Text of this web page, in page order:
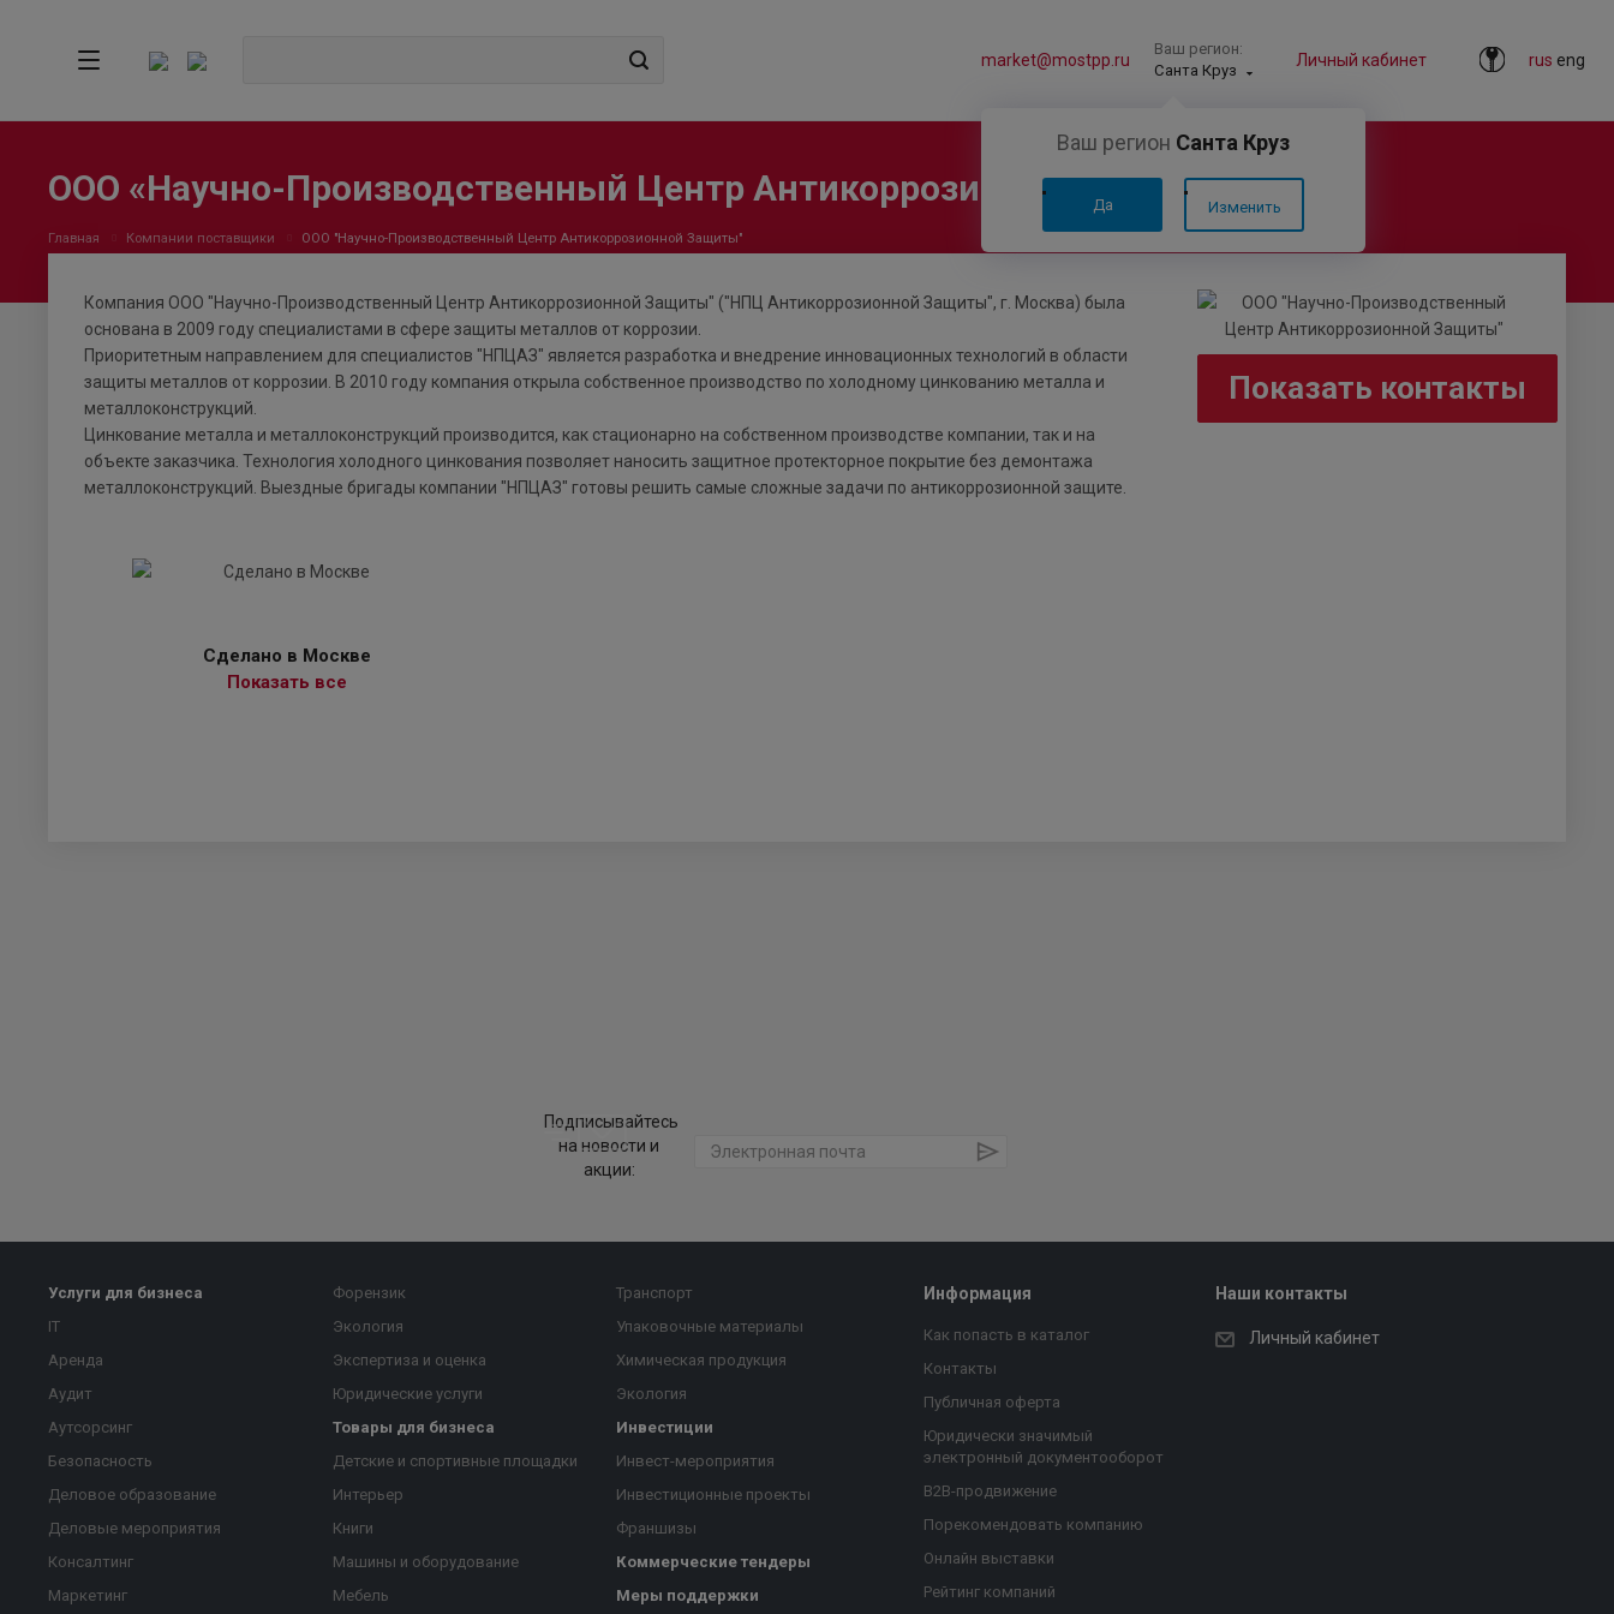
rus eng
Личный кабинет
Ваш регион:
Санта Круз
Ваш регион Санта Круз
Да Изменить
market@mostpp.ru
ООО «Научно-Производственный Центр Антикоррозионной Защиты»
Главная Компании поставщики ООО "Научно-Производственный Центр Антикоррозионной Защиты"
Показать контакты
Компания ООО "Научно-Производственный Центр Антикоррозионной Защиты" ("НПЦ Антикоррозионной Защиты", г. Москва) была
основана в 2009 году специалистами в сфере защиты металлов от коррозии.
Приоритетным направлением для специалистов "НПЦАЗ" является разработка и внедрение инновационных технологий в области
защиты металлов от коррозии. В 2010 году компания открыла собственное производство по холодному цинкованию металла и
металлоконструкций.
Цинкование металла и металлоконструкций производится, как стационарно на собственном производстве компании, так и на
объекте заказчика. Технология холодного цинкования позволяет наносить защитное протекторное покрытие без демонтажа
металлоконструкций. Выездные бригады компании "НПЦАЗ" готовы решить самые сложные задачи по антикоррозионной защите.
Сделано в Москве
Показать все
Подписывайтесь
на новости и
акции:
Услуги для бизнеса
IT
Аренда
Аудит
Аутсорсинг
Безопасность
Деловое образование
Деловые мероприятия
Консалтинг
Маркетинг
Форензик
Экология
Экспертиза и оценка
Юридические услуги
Товары для бизнеса
Детские и спортивные площадки
Интерьер
Книги
Машины и оборудование
Мебель
Транспорт
Упаковочные материалы
Химическая продукция
Экология
Инвестиции
Инвест-мероприятия
Инвестиционные проекты
Франшизы
Коммерческие тендеры
Меры поддержки
Информация
Как попасть в каталог
Контакты
Публичная оферта
Юридически значимый
электронный документооборот
B2B-продвижение
Порекомендовать компанию
Онлайн выставки
Рейтинг компаний
Наши контакты
Личный кабинет